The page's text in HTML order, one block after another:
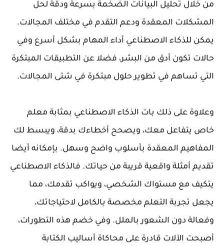
من خلال تحليل البيانات الضخمة بسرعة ودقة لحل
المشكلات المعقدة ودعم التقدم في مختلف المجالات.
يمكن للذكاء الاصطناعي أداء المهام بشكل أسرع وفي
حالات تكون أدق من البشر، فضلا عن التطبيقات المبتكرة
التي تساهم في تطوير حلول مبتكرة في شتى المجالات.
وعلاوة على ذلك بات الذكاء الاصطناعي بمثابة معلم
خاص يتفاعل معك، ويصحح أخطاءك بدقة، ويبسط لك
المفاهيم المعقدة بأسلوب واضح وسهل. بإمكانه أيضا
تقديم أمثلة واقعية قريبة من حياتك. فالذكاء الاصطناعي
يتكيف مع مستواك الشخصي، ويواكب تقدمك، مما
يجعل تجربة التعلم مخصصة بالكامل لاحتياجاتك،
وفعالة دون الشعور بالملل. وفي خضم هذه التطورات،
أصبحت الآلات قادرة على محاكاة أساليب الكتابة